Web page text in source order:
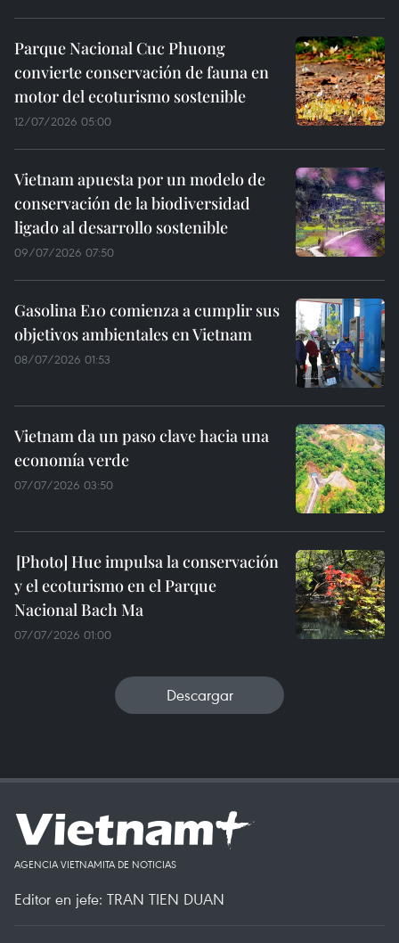
Parque Nacional Cuc Phuong
convierte conservación de fauna en
motor del ecoturismo sostenible
12/07/2026 05:00
Vietnam apuesta por un modelo de
conservación de la biodiversidad
ligado al desarrollo sostenible
09/07/2026 07:50
Gasolina E10 comienza a cumplir sus
objetivos ambientales en Vietnam
08/07/2026 01:53
Vietnam da un paso clave hacia una
economía verde
07/07/2026 03:50
Hue impulsa la conservación
y el ecoturismo en el Parque
Nacional Bach Ma
07/07/2026 01:00
Descargar
AGENCIA VIETNAMITA DE NOTICIAS
Editor en jefe: TRAN TIEN DUAN